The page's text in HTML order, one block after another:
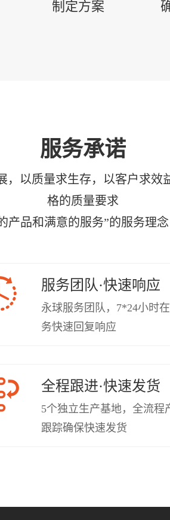
制定方案
服务承诺
，以质量求生存，以客户求效
格的质量要求
产品和满意的服务”的服务理
服务团队·快速响应
永球服务团队，7*24小时
务快速回复响应
全程跟进·快速发货
5个独立生产基地，全流程
跟踪确保快速发货